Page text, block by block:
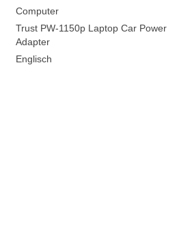
Computer
Trust PW-1150p Laptop Car Power
Adapter
Englisch